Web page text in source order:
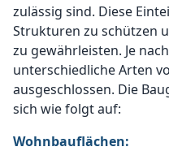
zulässig sind. Diese
Strukturen zu schützen
zu gewährleisten. Je
unterschiedliche Arten
ausgeschlossen. Die
sich wie folgt auf:
Wohnbauflächen: